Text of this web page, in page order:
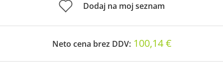
Dodaj na moj seznam
Neto cena brez DDV: 100,14 €